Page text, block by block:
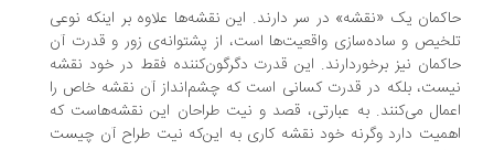
یک «نقشه» در سر دارند. این نقشه‌ها علاوه بر اینکه نوعی
و ساده‌سازی واقعیت‌ها است، از پشتوانه‌ی زور و قدرت آن
نیز برخوردارند. این قدرت دگرگون‌کننده فقط در خود نقشه
بلکه در قدرت کسانی است که چشم‌انداز آن نقشه خاص را
می‌کنند. به عبارتی، قصد و نیت طراحان این نقشه‌هاست که
دارد وگرنه خود نقشه کاری به این‌که نیت طراح آن چیست